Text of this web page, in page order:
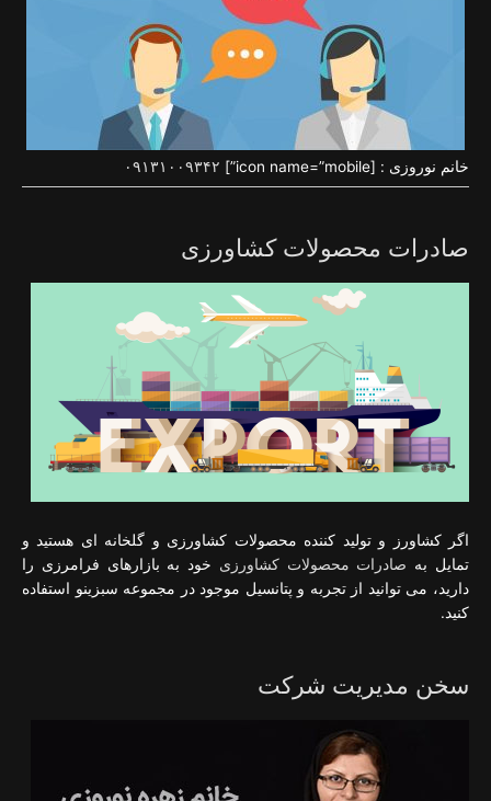
خانم نوروزی : [icon name=”mobile”] ۰۹۱۳۱۰۰۹۳۴۲
صادرات محصولات کشاورزی
اگر کشاورز و تولید کننده محصولات کشاورزی و گلخانه ای هستید و
تمایل به صادرات محصولات کشاورزی خود به بازارهای فرامرزی را
دارید، می توانید از تجربه و پتانسیل موجود در مجموعه سبزینو استفاده
کنید.
سخن مدیریت شرکت